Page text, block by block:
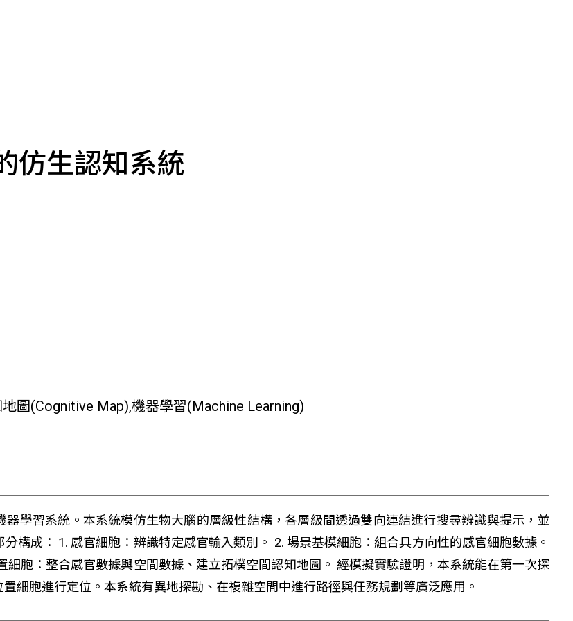
仿生認知系統
圖(Cognitive Map),機器學習(Machine Learning)
學習系統。本系統模仿生物大腦的層級性結構，各層級間透過雙向連結進行搜尋辨識與提示，並
構成： 1. 感官細胞：辨識特定感官輸入類別。 2. 場景基模細胞：組合具方向性的感官細胞數據。
細胞：整合感官數據與空間數據、建立拓樸空間認知地圖。 經模擬實驗證明，本系統能在第一次探
細胞進行定位。本系統有異地探勘、在複雜空間中進行路徑與任務規劃等廣泛應用。